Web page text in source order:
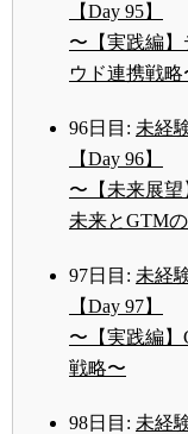
【Day 95】
〜【実践編
ウド連携戦略
96日目: 未経
【Day 96】
〜【未来展
未来とGTM
97日目: 未経
【Day 97】
〜【実践編
戦略〜
98日目: 未経